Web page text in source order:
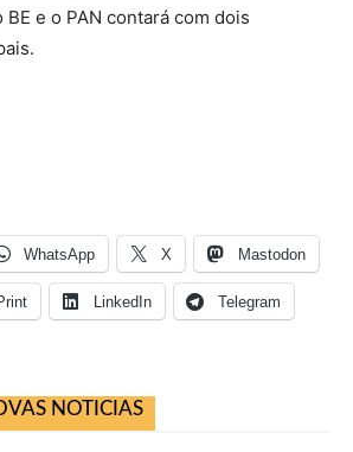
e o PAN contará com dois
WhatsApp X Mastodon
LinkedIn Telegram
NOTICIAS